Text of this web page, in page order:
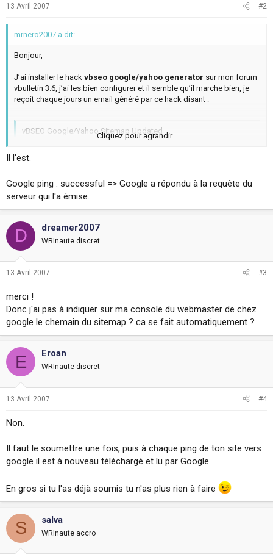
13 Avril 2007 #2
mrnero2007 a dit:
Bonjour,
J’ai installer le hack vbseo google/yahoo generator sur mon forum
vbulletin 3.6, j’ai les bien configurer et il semble qu’il marche bien, je
reçoit chaque jours un email généré par ce hack disant :
vBSEO Google/Yahoo Sitemap Updated
The vBSEO Google/Yahoo Sitemap has been successfully
”description et titre de mon site ici”
Click the following link for your vBSEO Google/Yahoo Sitemap
Report:
Summary:
============================
Forum Display: 45
Show Thread: 340
Member Profiles: 113
Archive: 40
Total Indexed URLs: 1347
Google ping: Successful.
vBSEO(TM) c 2005 Crawlability, Inc.
Cliquez pour agrandir...
- J'aimerai savoir la signification de ce message : Google ping :
successful
- quand je me connecte par ftp sur le dossier des sitemaps générés
chaque jours, je trouve donc sitemap1, sitemap2 ... au format gzippe.
sitemap (dans les outiles webmasters sur mon compte google), et
est ce que le format gzippé est supporté par google ?
Cliquez pour agrandir...
Il l'est.
Google ping : successful => Google a répondu à la requête du
serveur qui l'a émise.
D dreamer2007
WRInaute discret
13 Avril 2007 #3
merci !
Donc j'ai pas à indiquer sur ma console du webmaster de chez
google le chemain du sitemap ? ca se fait automatiquement ?
E Eroan
WRInaute discret
13 Avril 2007 #4
Non.
Il faut le soumettre une fois, puis à chaque ping de ton site vers
google il est à nouveau téléchargé et lu par Google.
En gros si tu l'as déjà soumis tu n'as plus rien à faire
S salva
WRInaute accro